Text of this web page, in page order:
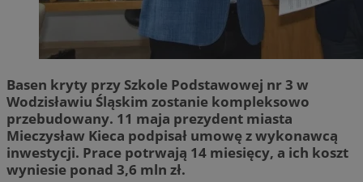
Basen kryty przy Szkole Podstawowej nr 3 w
Wodzisławiu Śląskim zostanie kompleksowo
przebudowany. 11 maja prezydent miasta
Mieczysław Kieca podpisał umowę z wykonawcą
inwestycji. Prace potrwają 14 miesięcy, a ich koszt
wyniesie ponad 3,6 mln zł.